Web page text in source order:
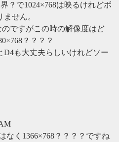
？で1024×768は映るけれどボ
せん。
ですがこの時の解像度はど
？？？？
D4も大丈夫らしいけれどソー
なく1366×768？？？？ですね